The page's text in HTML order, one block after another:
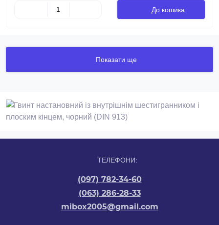
До кошика
Показати ще
ТЕЛЕФОНИ:
(097) 782-34-60
(063) 286-28-33
mibox2005@gmail.com